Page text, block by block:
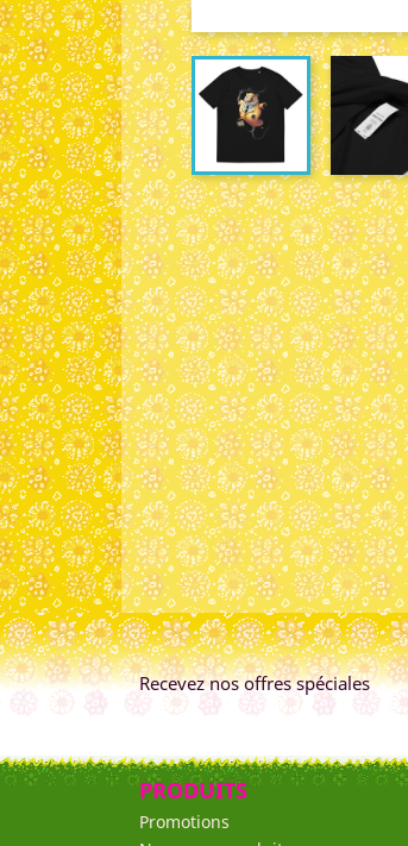
Recevez nos offres spéciales
PRODUITS
Promotions